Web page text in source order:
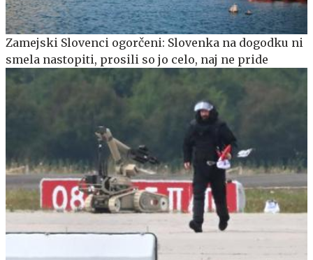
Zamejski Slovenci ogorčeni: Slovenka na dogodku ni
smela nastopiti, prosili so jo celo, naj ne pride